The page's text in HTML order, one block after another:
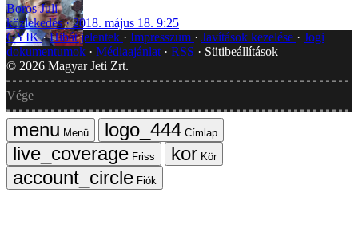
Boros Juli
közlekedés
2018. május 18. 9:25
GYIK Hibát jelentek Impresszum Javítások kezelése
Jogi
dokumentumok
Médiaajánlat RSS
Sütibeállítások
© 2026 Magyar Jeti Zrt.
Vége
Menü
Címlap
Friss
Kör
Fiók